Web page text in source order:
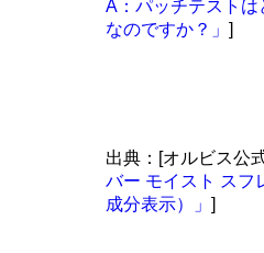
A：パッチテスト
なのですか？」 ]
出典：[オルビス公
バー モイスト スフ
成分表示）」 ]